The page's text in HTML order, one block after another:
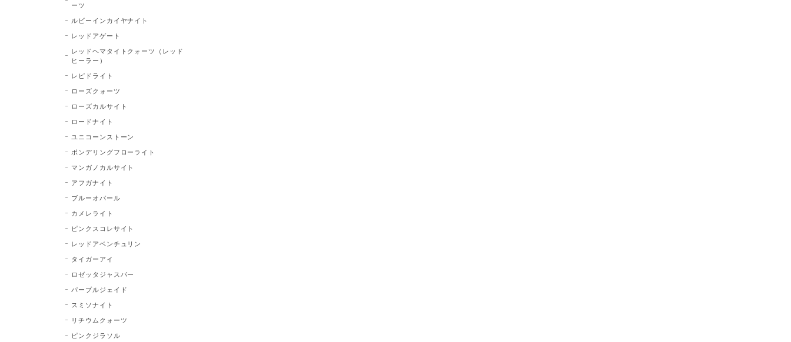
ーツ
ルビーインカイヤナイト
レッドアゲート
レッドヘマタイトクォーツ（レッド
ヒーラー）
レピドライト
ローズクォーツ
ローズカルサイト
ロードナイト
ユニコーンストーン
ポンデリングフローライト
マンガノカルサイト
アフガナイト
ブルーオパール
カメレライト
ピンクスコレサイト
レッドアベンチュリン
タイガーアイ
ロゼッタジャスパー
パープルジェイド
スミソナイト
リチウムクォーツ
ピンクジラソル